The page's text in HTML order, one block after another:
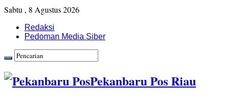
Sabtu , 8 Agustus 2026
Redaksi
Pedoman Media Siber
Pekanbaru Pos Riau